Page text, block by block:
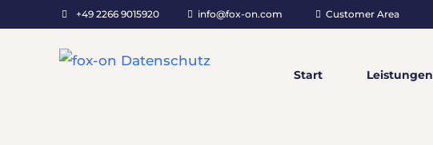
+49 2266 9015920 info@fox-on.com Customer Area
Start Leistungen